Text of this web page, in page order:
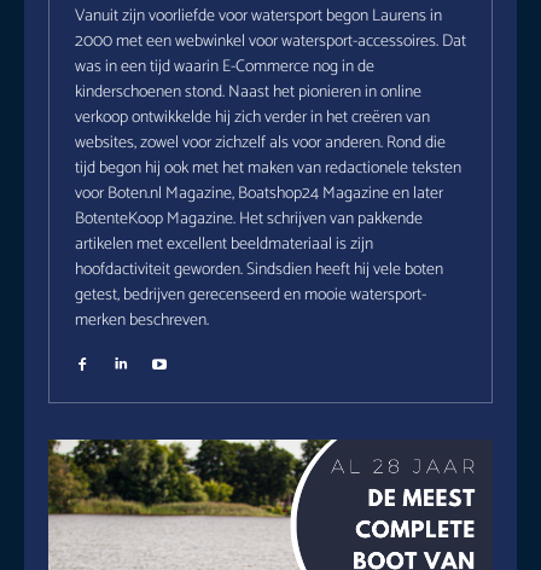
Vanuit zijn voorliefde voor watersport begon Laurens in
2000 met een webwinkel voor watersport-accessoires. Dat
was in een tijd waarin E-Commerce nog in de
kinderschoenen stond. Naast het pionieren in online
verkoop ontwikkelde hij zich verder in het creëren van
websites, zowel voor zichzelf als voor anderen. Rond die
tijd begon hij ook met het maken van redactionele teksten
voor Boten.nl Magazine, Boatshop24 Magazine en later
BotenteKoop Magazine. Het schrijven van pakkende
artikelen met excellent beeldmateriaal is zijn
hoofdactiviteit geworden. Sindsdien heeft hij vele boten
getest, bedrijven gerecenseerd en mooie watersport-
merken beschreven.